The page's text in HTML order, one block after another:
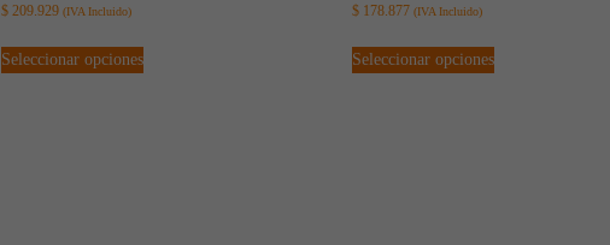
$ 209.929 (IVA Incluido)
Seleccionar opciones
$ 178.877 (IVA Incluido)
Seleccionar opciones